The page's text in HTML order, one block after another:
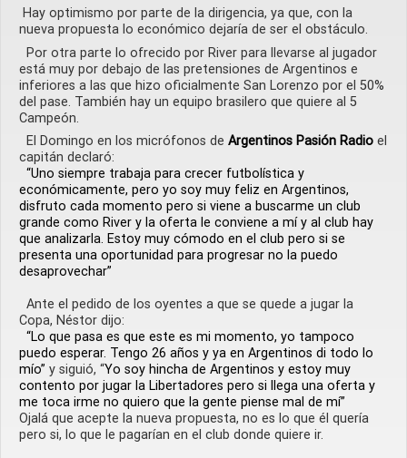
Hay optimismo por parte de la dirigencia, ya que, con la
nueva propuesta lo económico dejaría de ser el obstáculo.
Por otra parte lo ofrecido por River para llevarse al jugador
está muy por debajo de las pretensiones de Argentinos e
inferiores a las que hizo oficialmente San Lorenzo por el 50%
del pase. También hay un equipo brasilero que quiere al 5
Campeón.
El Domingo en los micrófonos de Argentinos Pasión Radio el
capitán declaró:
“Uno siempre trabaja para crecer futbolística y
económicamente, pero yo soy muy feliz en Argentinos,
disfruto cada momento pero si viene a buscarme un club
grande como River y la oferta le conviene a mí y al club hay
que analizarla. Estoy muy cómodo en el club pero si se
presenta una oportunidad para progresar no la puedo
desaprovechar”
Ante el pedido de los oyentes a que se quede a jugar la
Copa, Néstor dijo:
“Lo que pasa es que este es mi momento, yo tampoco
puedo esperar. Tengo 26 años y ya en Argentinos di todo lo
mío” y siguió, “Yo soy hincha de Argentinos y estoy muy
contento por jugar la Libertadores pero si llega una oferta y
me toca irme no quiero que la gente piense mal de mí”
Ojalá que acepte la nueva propuesta, no es lo que él quería
pero si, lo que le pagarían en el club donde quiere ir.